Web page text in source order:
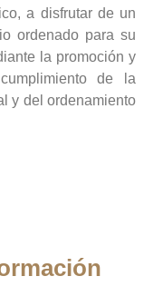
a disfrutar de un
ordenado para su
la promoción y
de la
y del ordenamiento